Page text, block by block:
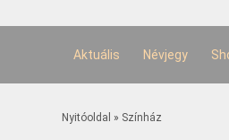
tartalomra
Aktuális Névjegy
Jelenlegi hely
Nyitóoldal » Színház